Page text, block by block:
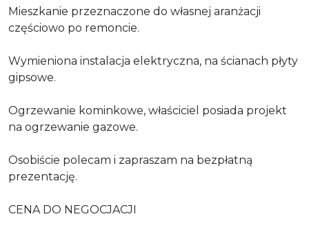
Mieszkanie przeznaczone do własnej aranżacji
częściowo po remoncie.
Wymieniona instalacja elektryczna, na ścianach płyty
gipsowe.
Ogrzewanie kominkowe, właściciel posiada projekt
na ogrzewanie gazowe.
Osobiście polecam i zapraszam na bezpłatną
prezentację.
CENA DO NEGOCJACJI